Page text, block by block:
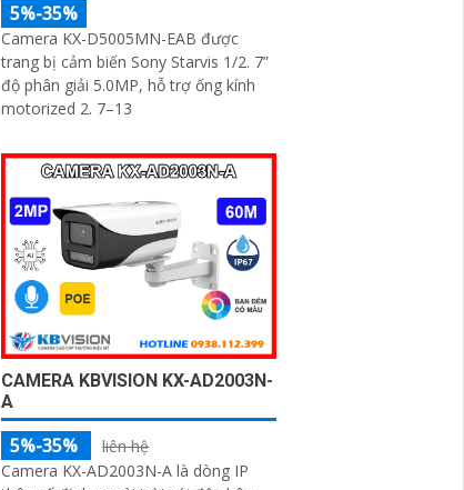
5%-35%
Camera KX-D5005MN-EAB được
trang bị cảm biến Sony Starvis 1/2. 7”
độ phân giải 5.0MP, hỗ trợ ống kính
motorized 2. 7–13
CAMERA KBVISION KX-AD2003N-
A
5%-35%
liên hệ
Camera KX-AD2003N-A là dòng IP